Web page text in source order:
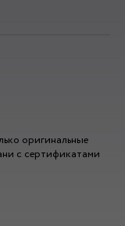
оригинальные
с сертификатами